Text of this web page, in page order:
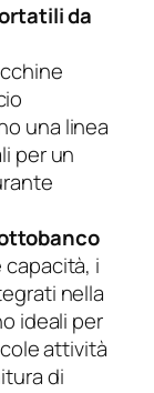
da
una linea
per un
i
nella
ideali per
attività
di